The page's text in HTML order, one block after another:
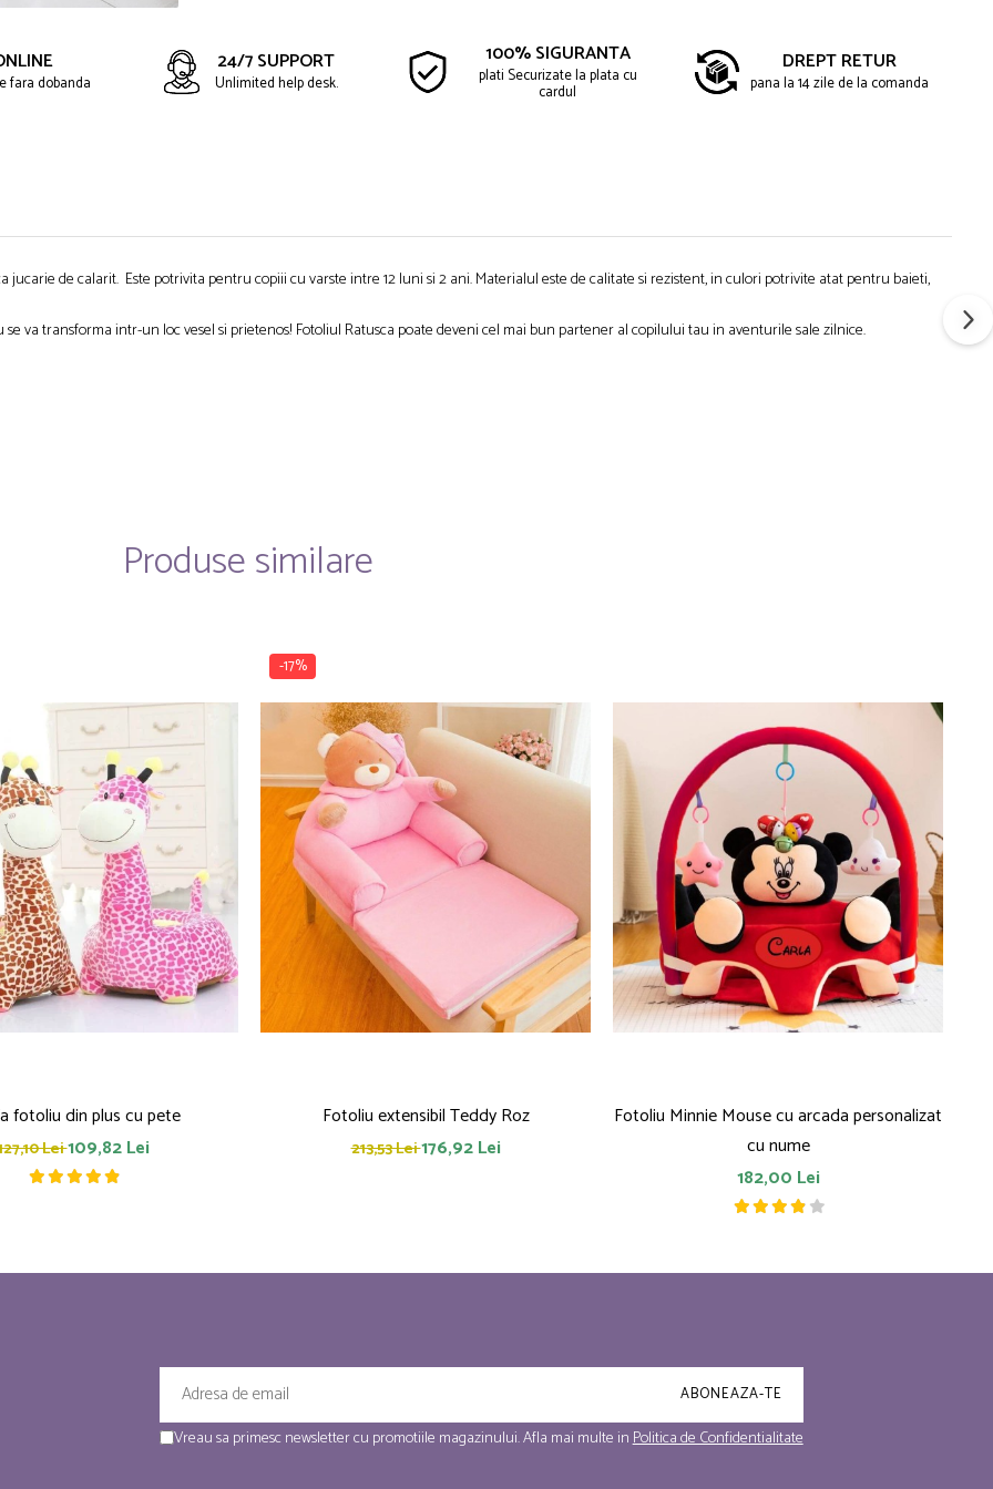
fara dobanda
24/7 SUPPORT
Unlimited help desk.
100% SIGURANTA
plati Securizate la plata cu
cardul
DREPT RETUR
pana la 14 zile de la comanda
de calarit. Este potrivita pentru copiii cu varste intre 12 luni si 2 ani. Materialul este de calitate si rezistent, in culori potrivite atat pentru baieti,
va transforma intr-un loc vesel si prietenos! Fotoliul Ratusca poate deveni cel mai bun partener al copilului tau in aventurile sale zilnice.
Produse similare
fotoliu din plus cu pete
Lei109,82 Lei
-17%
Fotoliu extensibil Teddy Roz
213,53 Lei176,92 Lei
Fotoliu Minnie Mouse cu arcada personalizat
cu nume
182,00 Lei
Vreau sa primesc newsletter cu promotiile magazinului. Afla mai multe inPolitica de Confidentialitate